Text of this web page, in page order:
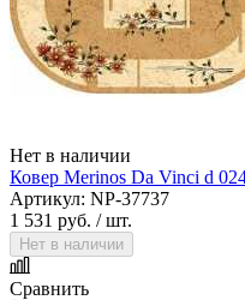
Нет в наличии
Ковер Merinos Da Vinci d
Артикул: NP-37737
1 531 руб. / шт.
Нет в наличии
Сравнить